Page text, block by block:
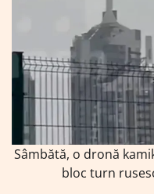
Sâmbătă, o dronă
bloc turn